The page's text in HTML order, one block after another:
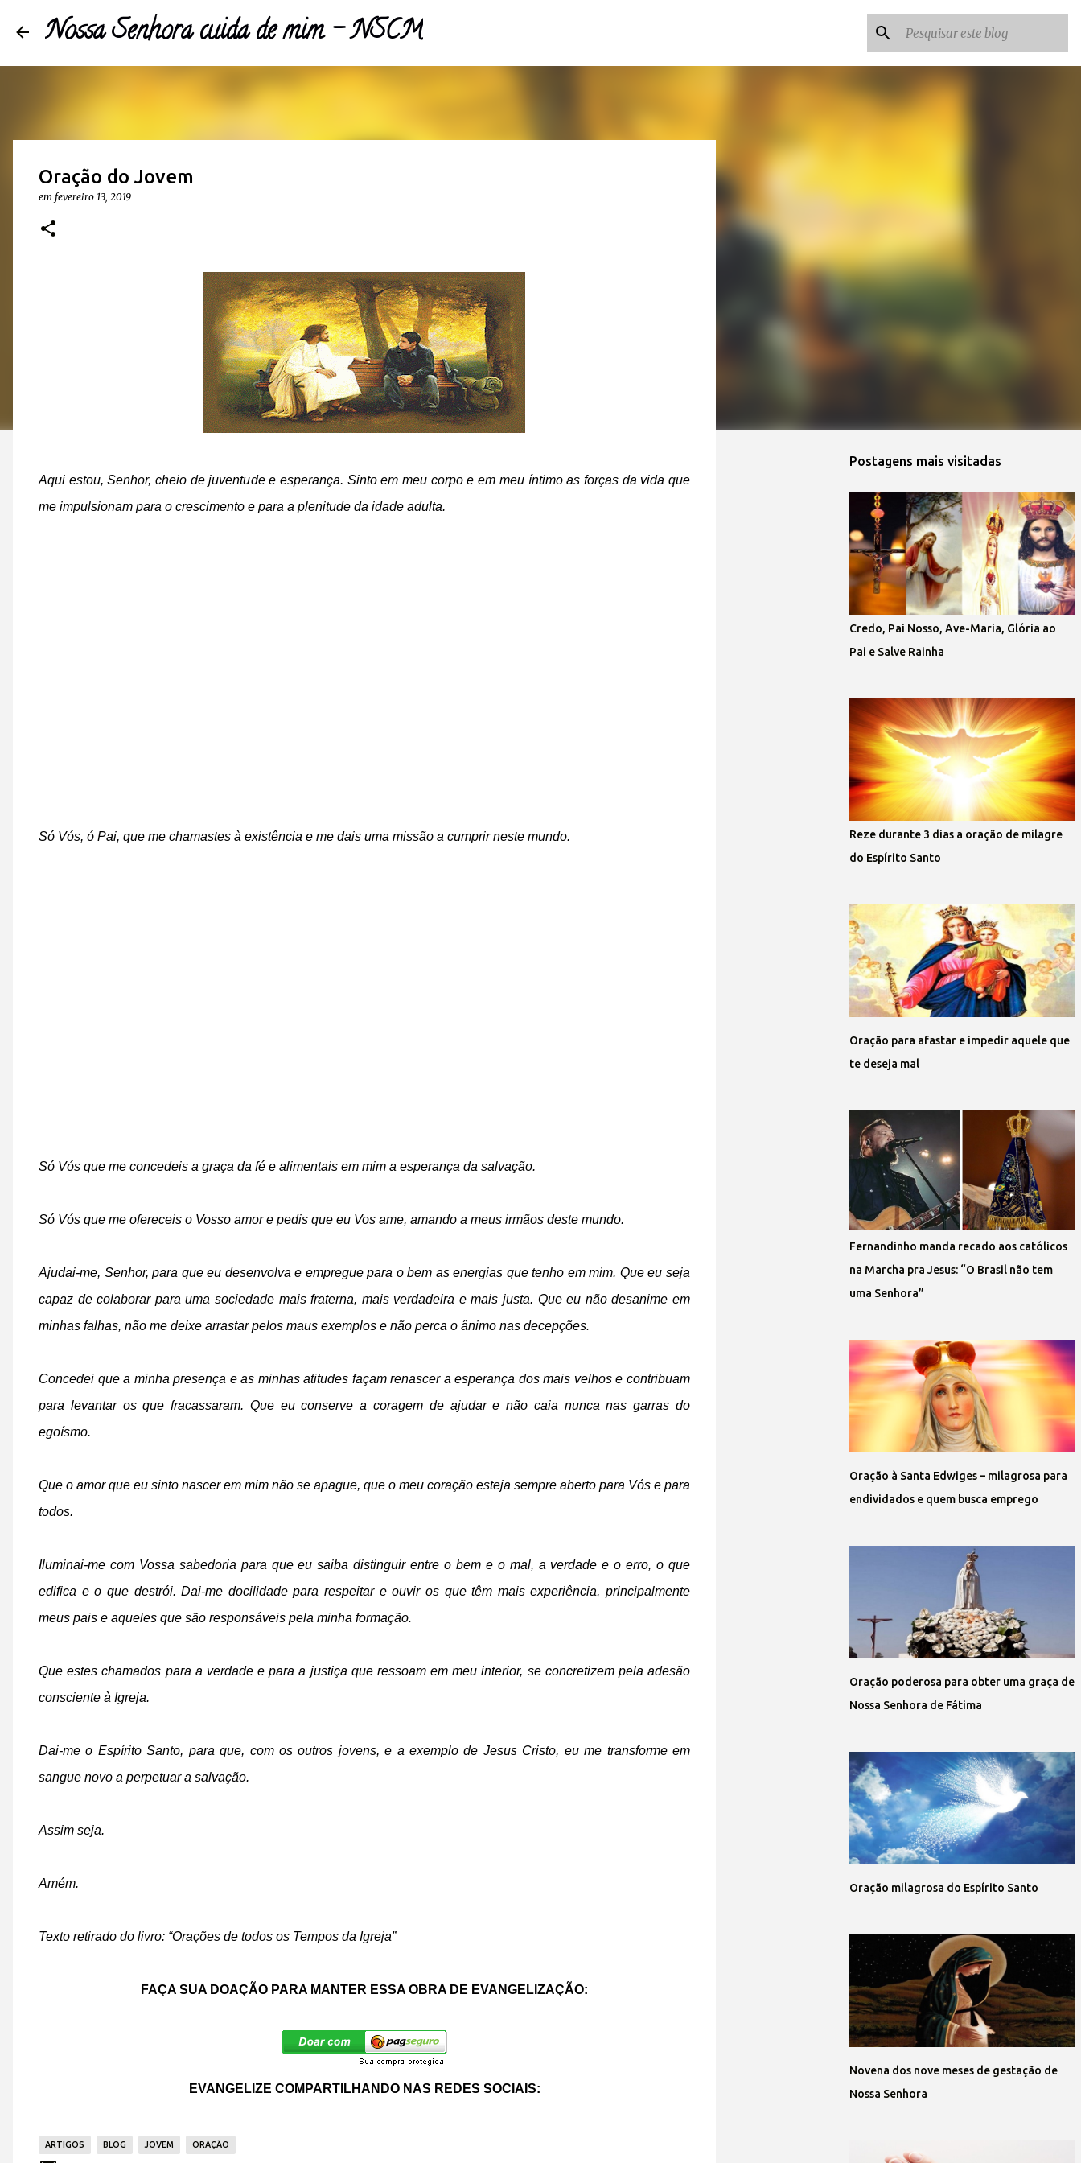
Nossa Senhora cuida de mim - NSCM
Oração do Jovem
em fevereiro 13, 2019
Aqui estou, Senhor, cheio de juventude e esperança. Sinto em meu corpo e em meu íntimo as forças da vida que
me impulsionam para o crescimento e para a plenitude da idade adulta.
Só Vós, ó Pai, que me chamastes à existência e me dais uma missão a cumprir neste mundo.
Só Vós que me concedeis a graça da fé e alimentais em mim a esperança da salvação.
Só Vós que me ofereceis o Vosso amor e pedis que eu Vos ame, amando a meus irmãos deste mundo.
Ajudai-me, Senhor, para que eu desenvolva e empregue para o bem as energias que tenho em mim. Que eu seja
capaz de colaborar para uma sociedade mais fraterna, mais verdadeira e mais justa. Que eu não desanime em
minhas falhas, não me deixe arrastar pelos maus exemplos e não perca o ânimo nas decepções.
Concedei que a minha presença e as minhas atitudes façam renascer a esperança dos mais velhos e contribuam
para levantar os que fracassaram. Que eu conserve a coragem de ajudar e não caia nunca nas garras do
egoísmo.
Que o amor que eu sinto nascer em mim não se apague, que o meu coração esteja sempre aberto para Vós e para
todos.
Iluminai-me com Vossa sabedoria para que eu saiba distinguir entre o bem e o mal, a verdade e o erro, o que
edifica e o que destrói. Dai-me docilidade para respeitar e ouvir os que têm mais experiência, principalmente
meus pais e aqueles que são responsáveis pela minha formação.
Que estes chamados para a verdade e para a justiça que ressoam em meu interior, se concretizem pela adesão
consciente à Igreja.
Dai-me o Espírito Santo, para que, com os outros jovens, e a exemplo de Jesus Cristo, eu me transforme em
sangue novo a perpetuar a salvação.
Assim seja.
Amém.
Texto retirado do livro: “Orações de todos os Tempos da Igreja”
FAÇA SUA DOAÇÃO PARA MANTER ESSA OBRA DE EVANGELIZAÇÃO:
EVANGELIZE COMPARTILHANDO NAS REDES SOCIAIS:
ARTIGOS BLOG JOVEM ORAÇÃO
Postagens mais visitadas
Credo, Pai Nosso, Ave-Maria, Glória ao
Pai e Salve Rainha
Reze durante 3 dias a oração de milagre
do Espírito Santo
Oração para afastar e impedir aquele que
te deseja mal
Fernandinho manda recado aos católicos
na Marcha pra Jesus: “O Brasil não tem
uma Senhora”
Oração à Santa Edwiges – milagrosa para
endividados e quem busca emprego
Oração poderosa para obter uma graça de
Nossa Senhora de Fátima
Oração milagrosa do Espírito Santo
Novena dos nove meses de gestação de
Nossa Senhora